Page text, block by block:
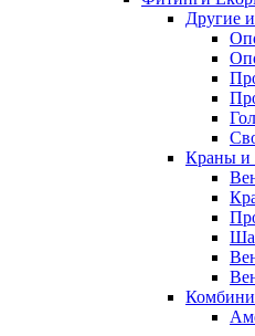
Другие
Краны и